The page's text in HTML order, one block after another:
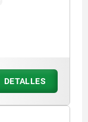
DETALLES